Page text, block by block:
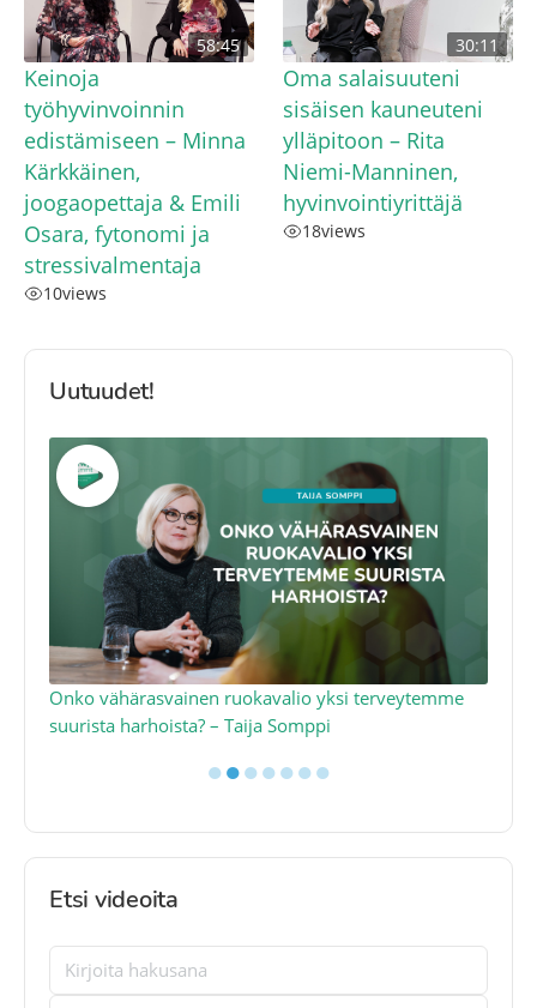
58:45
Keinoja
työhyvinvoinnin
edistämiseen – Minna
Kärkkäinen,
joogaopettaja & Emili
Osara, fytonomi ja
stressivalmentaja
10views
30:11
Oma salaisuuteni
sisäisen kauneuteni
ylläpitoon – Rita
Niemi-Manninen,
hyvinvointiyrittäjä
18views
Uutuudet!
Onko vähärasvainen ruokavalio yksi terveytemme
suurista harhoista? – Taija Somppi
●●●●●●●
Etsi videoita